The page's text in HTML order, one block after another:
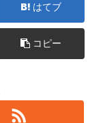
はてブ
コピー